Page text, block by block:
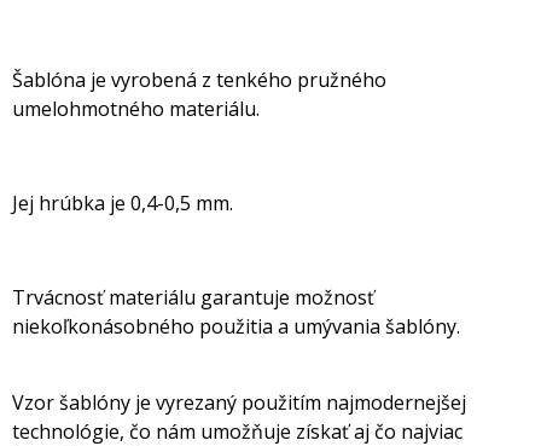
Šablóna je vyrobená z tenkého pružného
umelohmotného materiálu.
Jej hrúbka je 0,4-0,5 mm.
Trvácnosť materiálu garantuje možnosť
niekoľkonásobného použitia a umývania šablóny.
Vzor šablóny je vyrezaný použitím najmodernejšej
technológie, čo nám umožňuje získať aj čo najviac